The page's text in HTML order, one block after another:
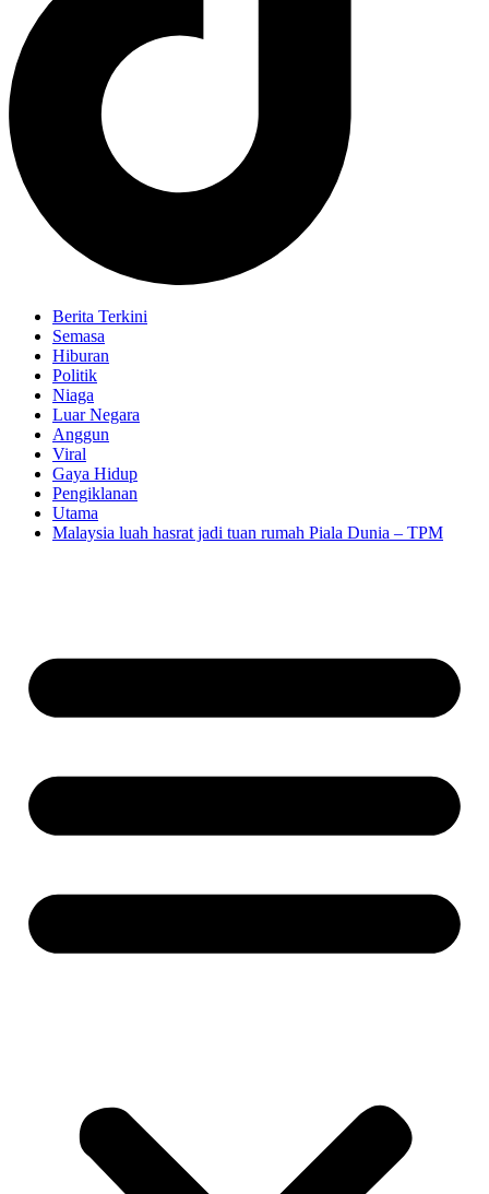
Berita Terkini
Semasa
Hiburan
Politik
Niaga
Luar Negara
Anggun
Viral
Gaya Hidup
Pengiklanan
Utama
Malaysia luah hasrat jadi tuan rumah Piala Dunia – TPM